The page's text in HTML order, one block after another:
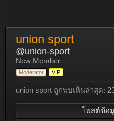
union sport
@union-sport
New Member
Moderator VIP
union sport ถูกพบเห็นล่าสุด:
โพสต์ข้อ